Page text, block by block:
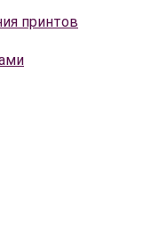
принтов